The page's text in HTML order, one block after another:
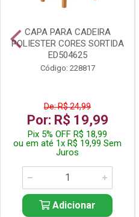
CAPA PARA CADEIRA
POLIESTER CORES SORTIDA
ED504625
Código: 228817
De: R$ 24,99
Por: R$ 19,99
Pix 5% OFF R$ 18,99
ou em até 1x R$ 19,99 Sem
Juros
Adicionar